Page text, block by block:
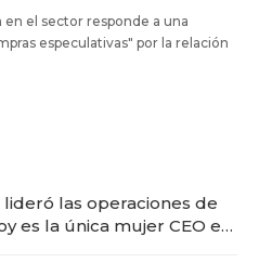
el sector responde a una
especulativas" por la relación
las operaciones de
es la única mujer CEO en